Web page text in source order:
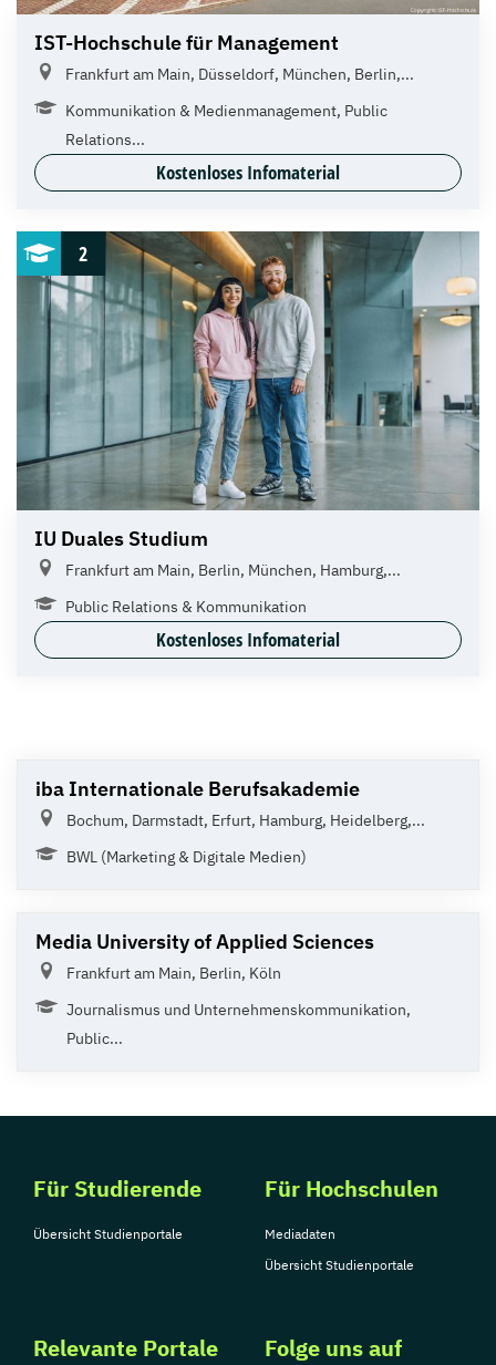
IST-Hochschule für Management
Frankfurt am Main, Düsseldorf, München, Berlin,...
Kommunikation & Medienmanagement, Public
Relations...
Kostenloses Infomaterial
2
IU Duales Studium
Frankfurt am Main, Berlin, München, Hamburg,...
Public Relations & Kommunikation
Kostenloses Infomaterial
iba Internationale Berufsakademie
Bochum, Darmstadt, Erfurt, Hamburg, Heidelberg,...
BWL (Marketing & Digitale Medien)
Media University of Applied Sciences
Frankfurt am Main, Berlin, Köln
Journalismus und Unternehmenskommunikation,
Public...
Für Studierende
Übersicht Studienportale
Für Hochschulen
Mediadaten
Übersicht Studienportale
Relevante Portale Folge uns auf